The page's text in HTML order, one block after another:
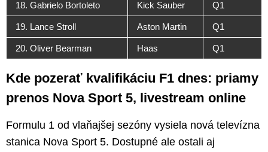
18. Gabrielo Bortoleto Kick Sauber Q1
19. Lance Stroll Aston Martin Q1
20. Oliver Bearman Haas Q1
Kde pozerať kvalifikáciu F1 dnes: priamy
prenos Nova Sport 5, livestream online
Formulu 1 od vlaňajšej sezóny vysiela nová televízna
stanica Nova Sport 5. Dostupné ale ostali aj